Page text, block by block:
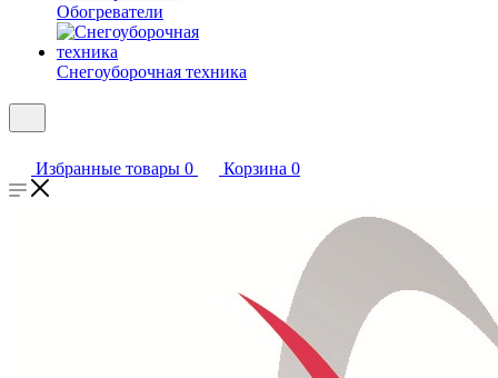
Обогреватели
Снегоуборочная техника
Избранные товары 0 Корзина 0